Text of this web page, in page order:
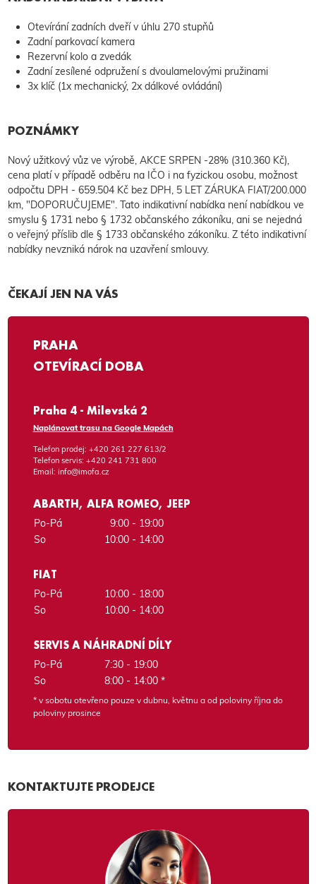
Otevírání zadních dveří v úhlu 270 stupňů
Zadní parkovací kamera
Rezervní kolo a zvedák
Zadní zesílené odpružení s dvoulamelovými pružinami
3x klíč (1x mechanický, 2x dálkové ovládání)
POZNÁMKY
Nový užitkový vůz ve výrobě, AKCE SRPEN -28% (310.360 Kč),
cena platí v případě odběru na IČO i na fyzickou osobu, možnost
odpočtu DPH - 659.504 Kč bez DPH, 5 LET ZÁRUKA FIAT/200.000
km, "DOPORUČUJEME". Tato indikativní nabídka není nabídkou ve
smyslu § 1731 nebo § 1732 občanského zákoníku, ani se nejedná
o veřejný příslib dle § 1733 občanského zákoníku. Z této indikativní
nabídky nevzniká nárok na uzavření smlouvy.
ČEKAJÍ JEN NA VÁS
PRAHA
OTEVÍRACÍ DOBA
Praha 4 - Milevská 2
Naplánovat trasu na Google Mapách
Telefon prodej: +420 261 227 613/2
Telefon servis: +420 241 731 800
Email: info@imofa.cz
ABARTH, ALFA ROMEO, JEEP
Po-Pá
9:00 - 19:00
So
10:00 - 14:00
FIAT
Po-Pá
10:00 - 18:00
So
10:00 - 14:00
SERVIS A NÁHRADNÍ DÍLY
Po-Pá
7:30 - 19:00
So
8:00 - 14:00 *
* v sobotu otevřeno pouze v dubnu, květnu a od poloviny října do
poloviny prosince
KONTAKTUJTE PRODEJCE